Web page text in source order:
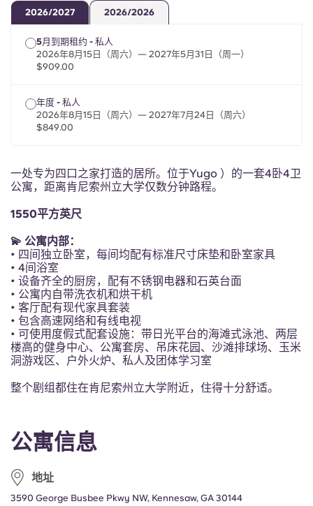
Català
Deutsch
Portuguese
公寓信息
地址
3590 George Busbee Pkwy NW, Kennesaw, GA 30144
2026/2027 2026/2026
5月到期租约 - 私人
2026年8月15日（周六）— 2027年5月31日（周一）
$909.00
年度 - 私人
2026年8月15日（周六）— 2027年7月24日（周六）
$849.00
一处专为四口之家打造的居所。位于Yugo ）的一套4卧4卫
公寓，距离肯尼索州立大学仅数分钟路程。
1550平方英尺
💫 公寓内部：
• 四间独立卧室，每间均配有标准尺寸床垫和卧室家具
• 4间浴室
• 设备齐全的厨房，配有不锈钢电器和石英台面
• 公寓内自带洗衣机和烘干机
• 客厅配有现代家具套装
• 包含高速网络和有线电视
• 可使用度假式配套设施：带日光平台的海滩式泳池、两层
楼高的健身中心、公寓套房、吊床花园、沙滩排球场、玉米
洞游戏区、户外火炉、私人及团体学习室
整个剧组都住在肯尼索州立大学附近，住得十分舒适。